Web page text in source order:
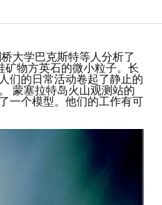
大学巴克斯特等人分析了
物方英石的微小粒子。长
们的日常活动卷起了静止的
蒙塞拉特岛火山观测站的
一个模型。他们的工作有可